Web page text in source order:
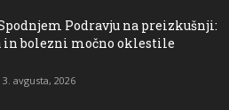
Podravju na preizkušnji:
in bolezni močno oklestile
3. avgusta, 2026